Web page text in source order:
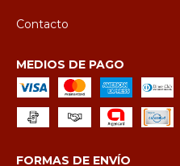
Contacto
MEDIOS DE PAGO
FORMAS DE ENVÍO